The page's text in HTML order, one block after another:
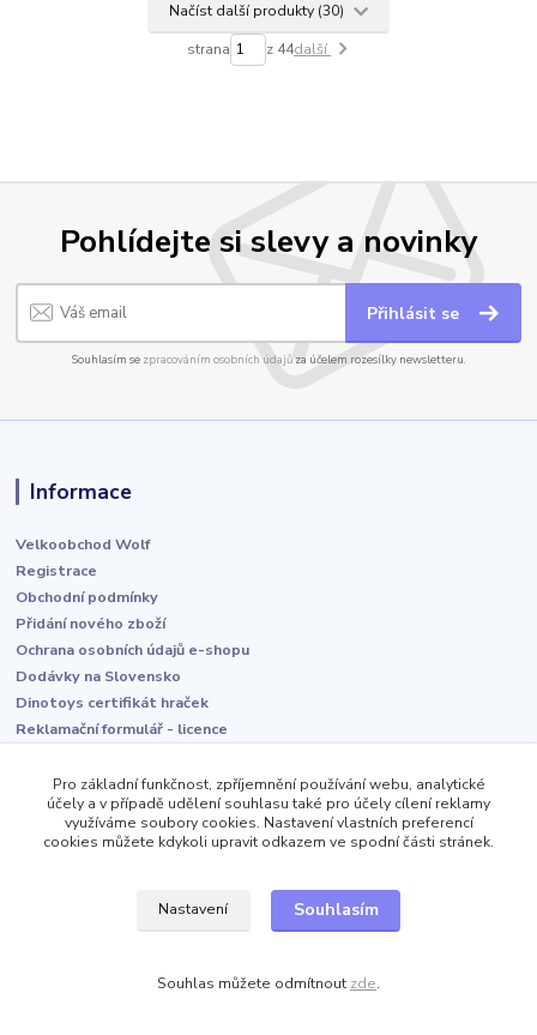
Načíst další produkty (30)
strana z 44další
Pohlídejte si slevy a novinky
Přihlásit se
Souhlasím se zpracováním osobních údajůza účelem rozesílky newsletteru.
Informace
Velkoobchod Wolf
Registrace
Obchodní podmínky
Přidání nového zboží
Ochrana osobních údajů e-shopu
Dodávky na Slovensko
Dinotoys certifikát hraček
Reklamační formulář - licence
O nás
Kontakt
kontakt@velkoobchod-wolf.cz
Pro základní funkčnost, zpříjemnění používání webu, analytické
účely a v případě udělení souhlasu také pro účely cílení reklamy
využíváme soubory cookies. Nastavení vlastních preferencí
cookies můžete kdykoli upravit odkazem ve spodní části stránek.
Nastavení Souhlasím
Souhlas můžete odmítnout zde.